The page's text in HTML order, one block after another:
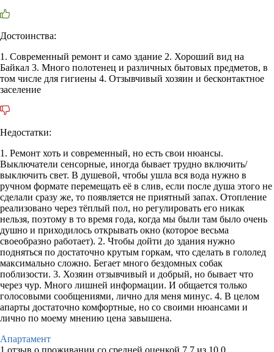
Достоинства:
1. Современный ремонт и само здание 2. Хороший вид на
Байкал 3. Много полотенец и различных бытовых предметов, в
том числе для гигиены 4. Отзывчивый хозяин и бесконтактное
заселение
Недостатки:
1. Ремонт хоть и современный, но есть свои нюансы.
Выключатели сенсорные, иногда бывает трудно включить/
выключить свет. В душевой, чтобы ушла вся вода нужно в
ручном формате перемещать её в слив, если после душа этого не
сделали сразу же, то появляется не приятный запах. Отопление
реализовано через тёплый пол, но регулировать его никак
нельзя, поэтому в то время года, когда мы были там было очень
душно и приходилось открывать окно (которое весьма
своеобразно работает). 2. Чтобы дойти до здания нужно
подняться по достаточно крутым горкам, что сделать в гололед
максимально сложно. Бегает много бездомных собак
поблизости. 3. Хозяин отзывчивый и добрый, но бывает что
через чур. Много лишней информации. И общается только
голосовыми сообщениями, лично для меня минус. 4. В целом
апарты достаточно комфортные, но со своими нюансами и
лично по моему мнению цена завышена.
Апартамент
1 отзыв о проживании со средней оценкой 7,7 из 10,0